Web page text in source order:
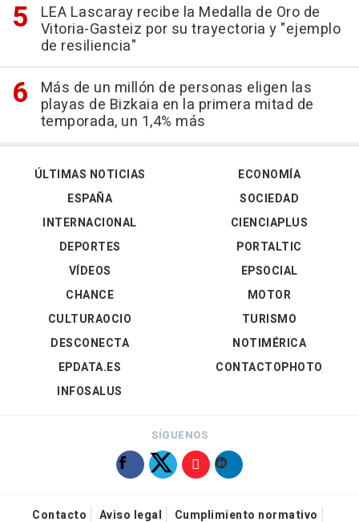
LEA Lascaray recibe la Medalla de Oro de
Vitoria-Gasteiz por su trayectoria y "ejemplo
de resiliencia"
Más de un millón de personas eligen las
playas de Bizkaia en la primera mitad de
temporada, un 1,4% más
ÚLTIMAS NOTICIAS
ESPAÑA
INTERNACIONAL
DEPORTES
VÍDEOS
ECONOMÍA
SOCIEDAD
CIENCIAPLUS
PORTALTIC
EPSOCIAL
CHANCE
CULTURAOCIO
DESCONECTA
EPDATA.ES
INFOSALUS
MOTOR
TURISMO
NOTIMÉRICA
CONTACTOPHOTO
SÍGUENOS
Contacto Aviso legal Cumplimiento normativo